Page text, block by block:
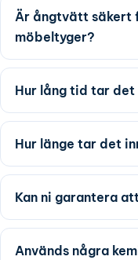
Är ångtvätt säkert
möbeltyger?
Hur lång tid tar
Hur länge tar det
Kan ni garantera
Används några